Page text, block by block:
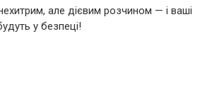
але дієвим розчином — і ваші
у безпеці!